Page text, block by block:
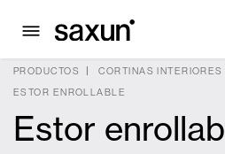
PRODUCTOS
CORTINAS INTERIORES
ESTOR ENROLLABLE
Estor